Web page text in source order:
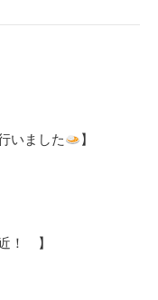
いました 】
！ 】